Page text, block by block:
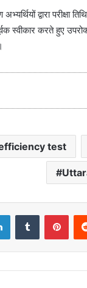
द्वारा
स्वीकार करते हुए
test